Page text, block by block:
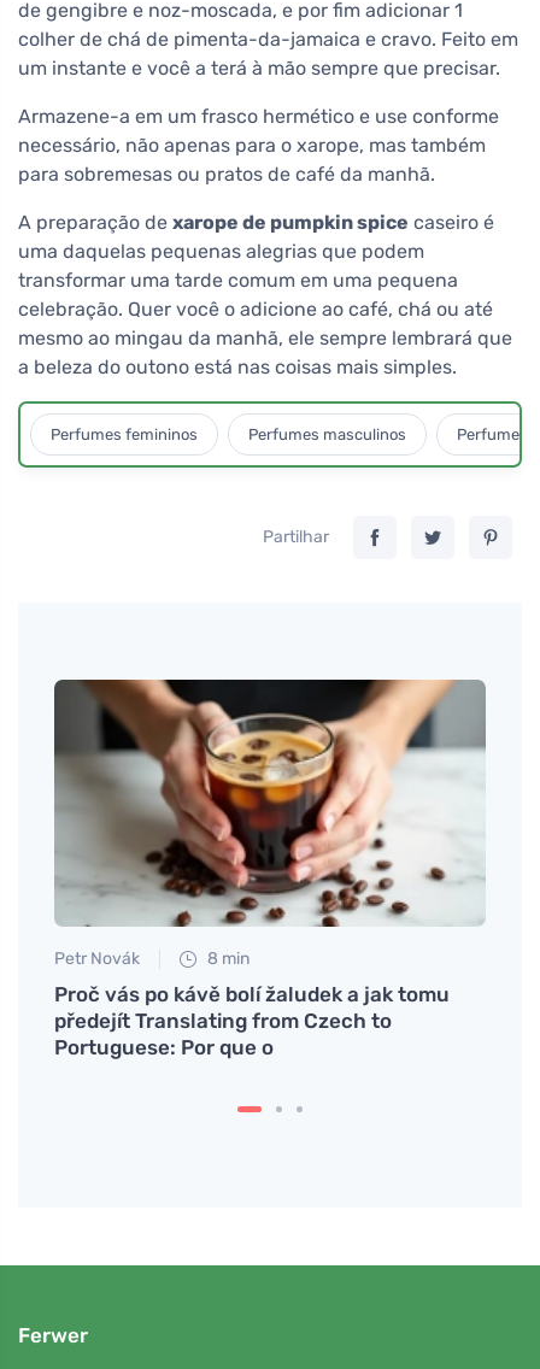
de gengibre e noz-moscada, e por fim adicionar 1
colher de chá de pimenta-da-jamaica e cravo. Feito em
um instante e você a terá à mão sempre que precisar.
Armazene-a em um frasco hermético e use conforme
necessário, não apenas para o xarope, mas também
para sobremesas ou pratos de café da manhã.
A preparação de xarope de pumpkin spice caseiro é
uma daquelas pequenas alegrias que podem
transformar uma tarde comum em uma pequena
celebração. Quer você o adicione ao café, chá ou até
mesmo ao mingau da manhã, ele sempre lembrará que
a beleza do outono está nas coisas mais simples.
Perfumes femininos Perfumes masculinos Perfumes
Partilhar
Petr Novák 8 min
Proč vás po kávě bolí žaludek a jak tomu
předejít Translating from Czech to
Portuguese: Por que o
Ferwer